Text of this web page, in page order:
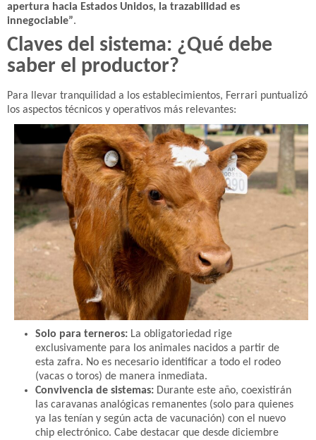
apertura hacia Estados Unidos, la trazabilidad es
innegociable”.
Claves del sistema: ¿Qué debe
saber el productor?
Para llevar tranquilidad a los establecimientos, Ferrari puntualizó
los aspectos técnicos y operativos más relevantes:
Solo para terneros: La obligatoriedad rige
exclusivamente para los animales nacidos a partir de
esta zafra. No es necesario identificar a todo el rodeo
(vacas o toros) de manera inmediata.
Convivencia de sistemas: Durante este año, coexistirán
las caravanas analógicas remanentes (solo para quienes
ya las tenían y según acta de vacunación) con el nuevo
chip electrónico. Cabe destacar que desde diciembre